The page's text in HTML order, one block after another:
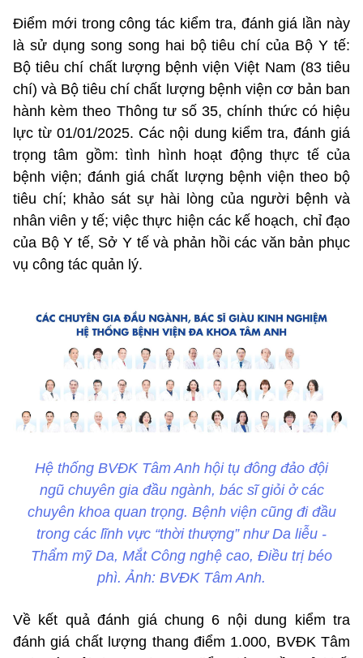
Điểm mới trong công tác kiểm tra, đánh giá lần này
là sử dụng song song hai bộ tiêu chí của Bộ Y tế:
Bộ tiêu chí chất lượng bệnh viện Việt Nam (83 tiêu
chí) và Bộ tiêu chí chất lượng bệnh viện cơ bản ban
hành kèm theo Thông tư số 35, chính thức có hiệu
lực từ 01/01/2025. Các nội dung kiểm tra, đánh giá
trọng tâm gồm: tình hình hoạt động thực tế của
bệnh viện; đánh giá chất lượng bệnh viện theo bộ
tiêu chí; khảo sát sự hài lòng của người bệnh và
nhân viên y tế; việc thực hiện các kế hoạch, chỉ đạo
của Bộ Y tế, Sở Y tế và phản hồi các văn bản phục
vụ công tác quản lý.
Hệ thống BVĐK Tâm Anh hội tụ đông đảo đội
ngũ chuyên gia đầu ngành, bác sĩ giỏi ở các
chuyên khoa quan trọng. Bệnh viện cũng đi đầu
trong các lĩnh vực “thời thượng” như Da liễu -
Thẩm mỹ Da, Mắt Công nghệ cao, Điều trị béo
phì. Ảnh: BVĐK Tâm Anh.
Về kết quả đánh giá chung 6 nội dung kiểm tra
đánh giá chất lượng thang điểm 1.000, BVĐK Tâm